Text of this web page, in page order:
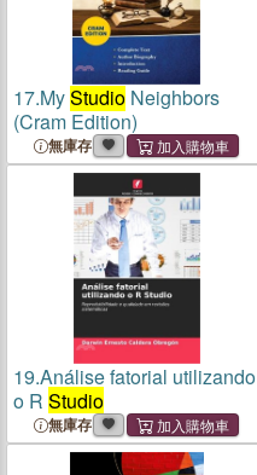
17.MyStudio Neighbors
(Cram Edition)
無庫存
19.Análise fatorial utilizando
o R Studio
無庫存